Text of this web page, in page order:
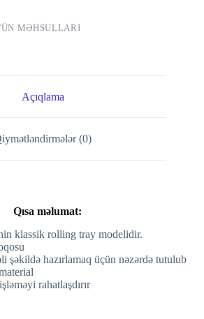
MƏHSULLARI
Açıqlama
(0)
Qısa məlumat:
klassik rolling tray modelidir.
şəkildə hazırlamaq üçün nəzərdə tutulub
rahatlaşdırır